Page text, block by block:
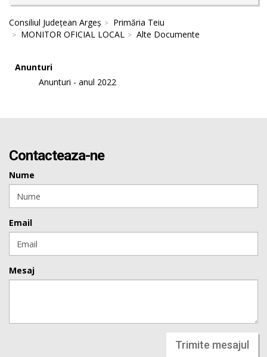
Consiliul Județean Argeș
Primăria Teiu
MONITOR OFICIAL LOCAL
Alte Documente
Anunturi
Anunturi - anul 2022
Contacteaza-ne
Nume
Email
Mesaj
Trimite mesajul